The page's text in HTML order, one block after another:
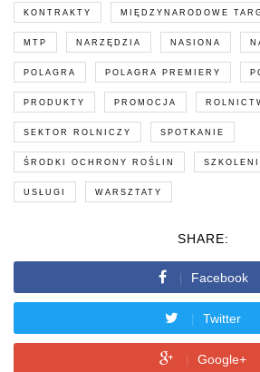
KONTRAKTY MIĘDZYNARODOWE
MTP NARZĘDZIA NASIONA
POLAGRA POLAGRA PREMIERY
PRODUKTY PROMOCJA
SEKTOR ROLNICZY SPOTKANIE
ŚRODKI OCHRONY ROŚLIN
USŁUGI WARSZTATY
SHARE:
Facebook
Twitter
Google+